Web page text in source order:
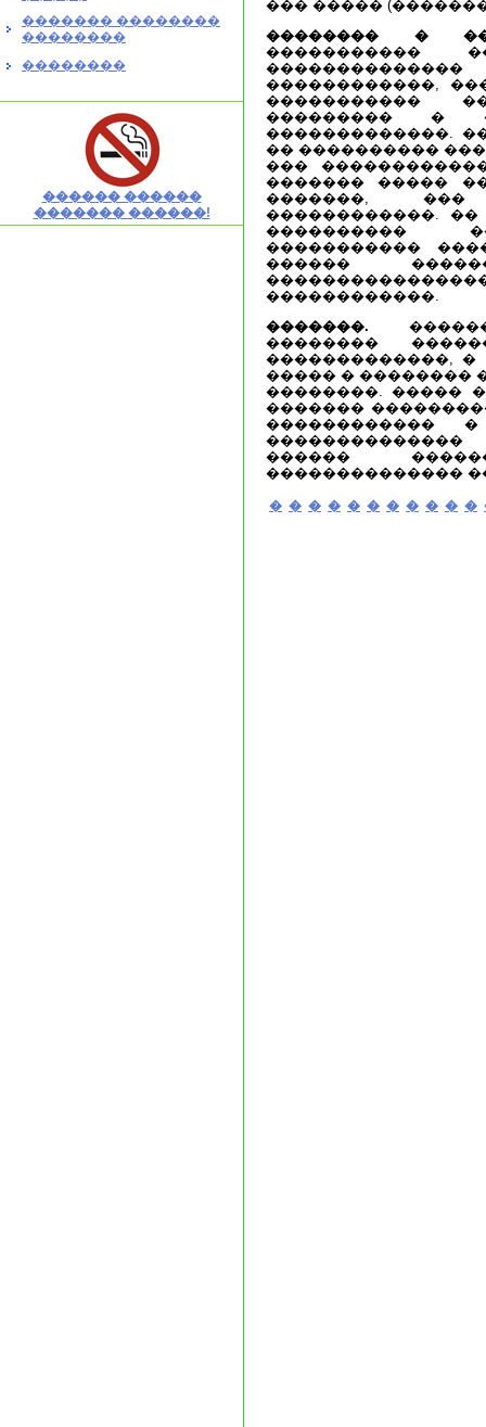
������� ��������
��������
��������
������ ������
������� ������!
��� �����
�������� �
�����������
������������,
�����������
��������� �
�������������.
�� ����������
���
������� �����
�������,
������������. ��
����������
�����������
������
������������.
�������.
��������
�������������,
����� � ��������
��������. �����
�������
������
��������������
� � � � � � � � � � �